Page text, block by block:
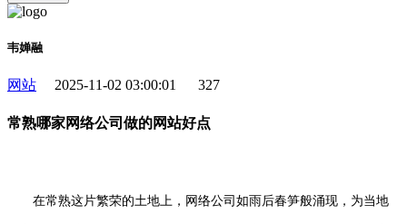
韦婵融
网站 2025-11-02 03:00:01 327
常熟哪家网络公司做的网站好点
在常熟这片繁荣的土地上，网络公司如雨后春笋般涌现，为当地